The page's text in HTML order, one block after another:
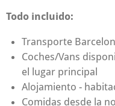
Todo incluido:
Transporte
Coches/Vans
el lugar principal
Alojamiento -
Comidas desde la